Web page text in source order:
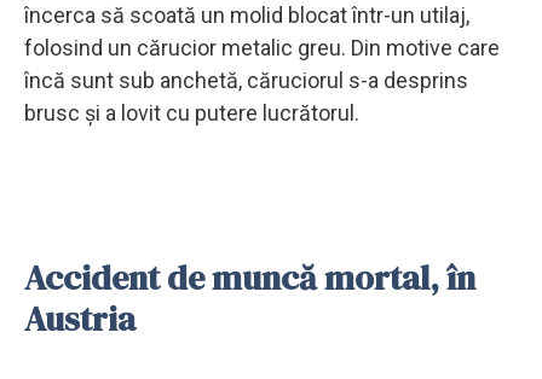
încerca să scoată un molid blocat într-un utilaj,
folosind un cărucior metalic greu. Din motive care
încă sunt sub anchetă, căruciorul s-a desprins
brusc și a lovit cu putere lucrătorul.
Accident de muncă mortal, în
Austria